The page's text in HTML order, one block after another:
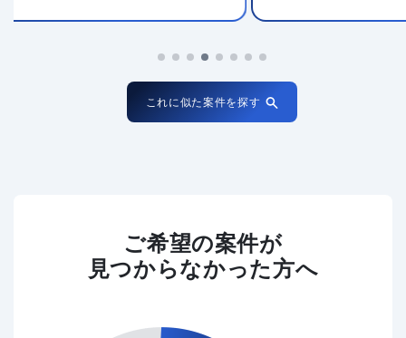
これに似た案件を探す
ご希望の案件が
見つからなかった方へ